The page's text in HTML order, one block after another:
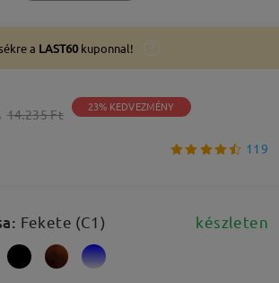
a LAST60 kuponnal!
14.235 Ft 23% KEDVEZMÉNY
119
: Fekete (C1) készleten